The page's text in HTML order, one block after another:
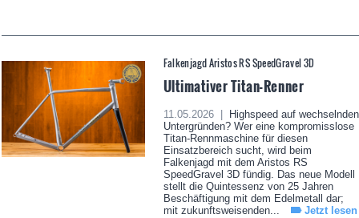
Falkenjagd Aristos RS SpeedGravel 3D
Ultimativer Titan-Renner
11.05.2026 |
Highspeed auf wechselnden
Untergründen? Wer eine kompromisslose
Titan-Rennmaschine für diesen
Einsatzbereich sucht, wird beim
Falkenjagd mit dem Aristos RS
SpeedGravel 3D fündig. Das neue Modell
stellt die Quintessenz von 25 Jahren
Beschäftigung mit dem Edelmetall dar;
mit zukunftsweisenden...
Jetzt lesen